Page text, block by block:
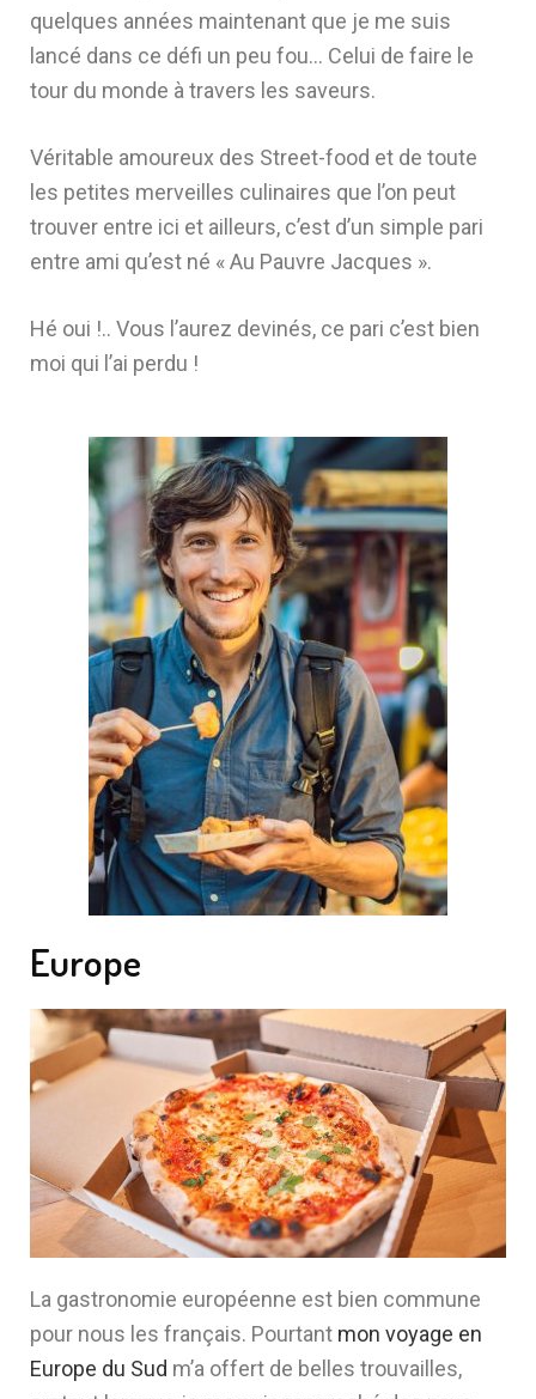
quelques années maintenant que je me suis
lancé dans ce défi un peu fou… Celui de faire le
tour du monde à travers les saveurs.
Véritable amoureux des Street-food et de toute
les petites merveilles culinaires que l’on peut
trouver entre ici et ailleurs, c’est d’un simple pari
entre ami qu’est né « Au Pauvre Jacques ».
Hé oui !.. Vous l’aurez devinés, ce pari c’est bien
moi qui l’ai perdu !
Europe
La gastronomie européenne est bien commune
pour nous les français. Pourtant mon voyage en
Europe du Sud m’a offert de belles trouvailles,